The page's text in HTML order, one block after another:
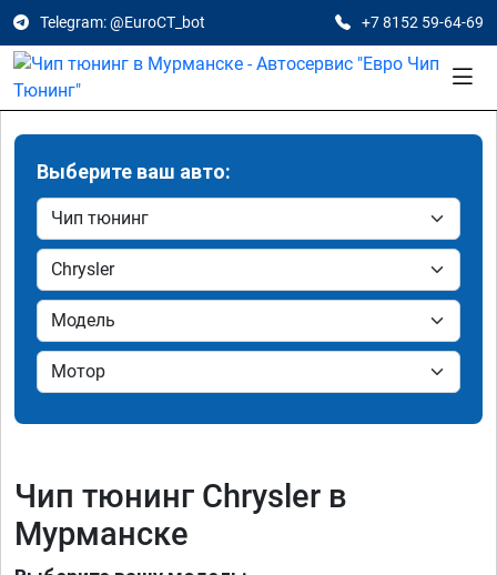
Telegram: @EuroCT_bot +7 8152 59-64-69
Выберите ваш авто:
Чип тюнинг Chrysler в
Мурманске